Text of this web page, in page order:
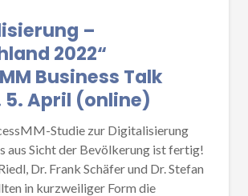
–
2022“
Business Talk
5. April (online)
Studie zur Digitalisierung
aus Sicht der Bevölkerung ist fertig!
Dr. Frank Schäfer und Dr. Stefan
in kurzweiliger Form die